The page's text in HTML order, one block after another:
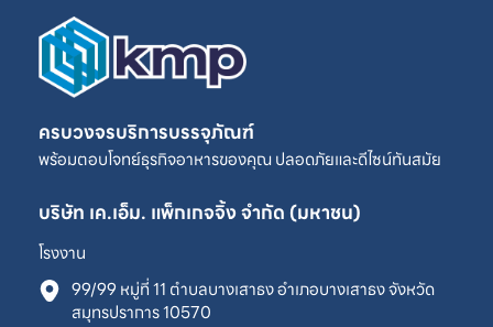
ครบวงจรบริการบรรจุภัณฑ์
พร้อมตอบโจทย์ธุรกิจอาหารของคุณ ปลอดภัยและดีไซน์ทันสมัย
บริษัท เค.เอ็ม. แพ็กเกจจิ้ง จำกัด (มหาชน)
โรงงาน
99/99 หมู่ที่ 11 ตำบลบางเสาธง อำเภอบางเสาธง จังหวัด
สมุทรปราการ 10570